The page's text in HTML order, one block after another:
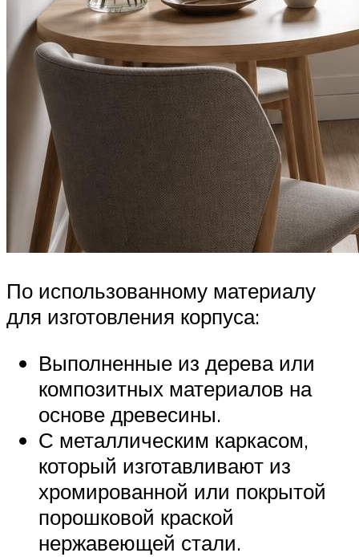
По использованному материалу
для изготовления корпуса:
Выполненные из дерева или
композитных материалов на
основе древесины.
С металлическим каркасом,
который изготавливают из
хромированной или покрытой
порошковой краской
нержавеющей стали.